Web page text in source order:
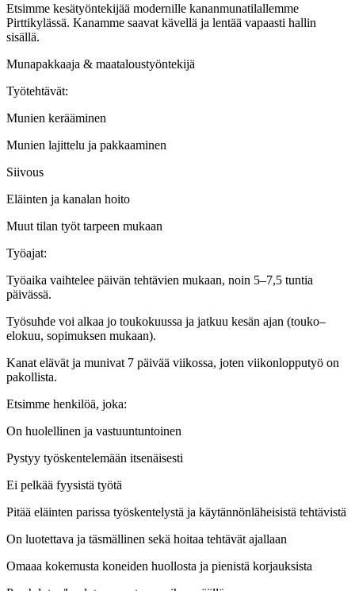
Etsimme kesätyöntekijää modernille kananmunatilallemme
Pirttikylässä. Kanamme saavat kävellä ja lentää vapaasti hallin
sisällä.
Munapakkaaja & maataloustyöntekijä
Työtehtävät:
Munien kerääminen
Munien lajittelu ja pakkaaminen
Siivous
Eläinten ja kanalan hoito
Muut tilan työt tarpeen mukaan
Työajat:
Työaika vaihtelee päivän tehtävien mukaan, noin 5–7,5 tuntia
päivässä.
Työsuhde voi alkaa jo toukokuussa ja jatkuu kesän ajan (touko–
elokuu, sopimuksen mukaan).
Kanat elävät ja munivat 7 päivää viikossa, joten viikonlopputyö on
pakollista.
Etsimme henkilöä, joka:
On huolellinen ja vastuuntuntoinen
Pystyy työskentelemään itsenäisesti
Ei pelkää fyysistä työtä
Pitää eläinten parissa työskentelystä ja käytännönläheisistä tehtävistä
On luotettava ja täsmällinen sekä hoitaa tehtävät ajallaan
Omaaa kokemusta koneiden huollosta ja pienistä korjauksista